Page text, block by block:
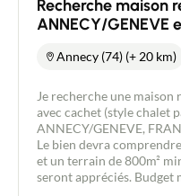
Recherche maison
ANNECY/GENEVE
Annecy (74) (+ 20 km)
Je recherche une maison récente ou
avec cachet (style chalet
ANNECY/GENEVE,
Le bien devra
et un terrain de 800m²
seront appréciés. Budget